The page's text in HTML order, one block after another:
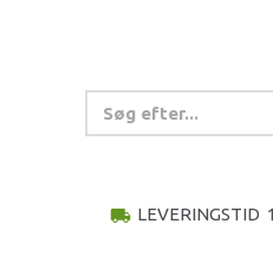
local_shipping LEVERINGSTID